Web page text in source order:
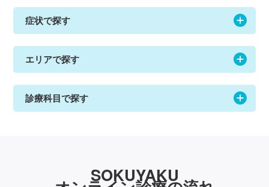
症状で探す
エリアで探す
診療科目で探す
SOKUYAKU